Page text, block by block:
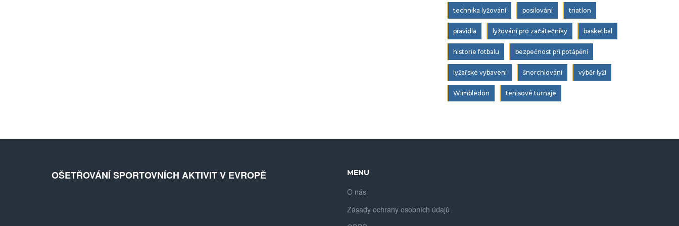
technika lyžování posilování triatlon
pravidla lyžování pro začátečníky basketbal
historie fotbalu bezpečnost při potápění
lyžařské vybavení šnorchlování výběr lyží
Wimbledon tenisové turnaje
OŠETŘOVÁNÍ SPORTOVNÍCH AKTIVIT V EVROPĚ MENU
O nás
Zásady ochrany osobních údajů